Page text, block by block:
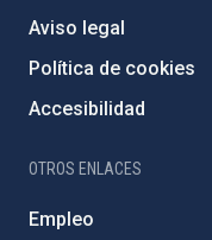
Aviso legal
Política de cookies
Accesibilidad
OTROS ENLACES
Empleo